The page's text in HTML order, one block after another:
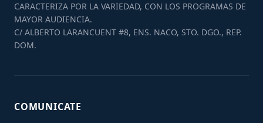
CARACTERIZA POR LA VARIEDAD, CON LOS PROGRAMAS DE
MAYOR AUDIENCIA.
C/ ALBERTO LARANCUENT #8, ENS. NACO, STO. DGO., REP.
DOM.
COMUNICATE